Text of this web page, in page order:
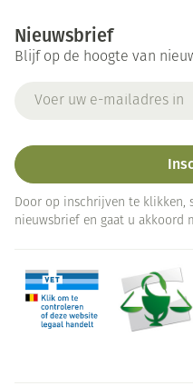
Nieuwsbrief
Blijf op de hoogte van
Door op inschrijven te klikken,
nieuwsbrief en gaat u akkoord